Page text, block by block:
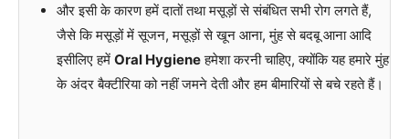
और इसी के कारण हमें दातों तथा मसूड़ों से संबंधित सभी रोग लगते हैं,
जैसे कि मसूड़ों में सूजन, मसूड़ों से खून आना, मुंह से बदबू आना आदि
इसीलिए हमें Oral Hygieneहमेशा करनी चाहिए, क्योंकि यह हमारे मुंह
के अंदर बैक्टीरिया को नहीं जमने देती और हम बीमारियों से बचे रहते हैं।